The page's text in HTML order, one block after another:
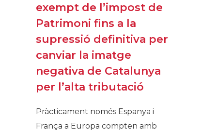
exempt de l’impost de
Patrimoni fins a la
supressió definitiva per
canviar la imatge
negativa de Catalunya
per l’alta tributació
Pràcticament només Espanya i
França a Europa compten amb